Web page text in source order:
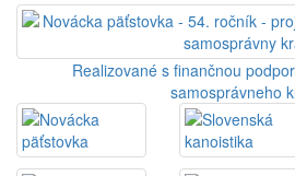
Realizované s finančnou
samosprávneho